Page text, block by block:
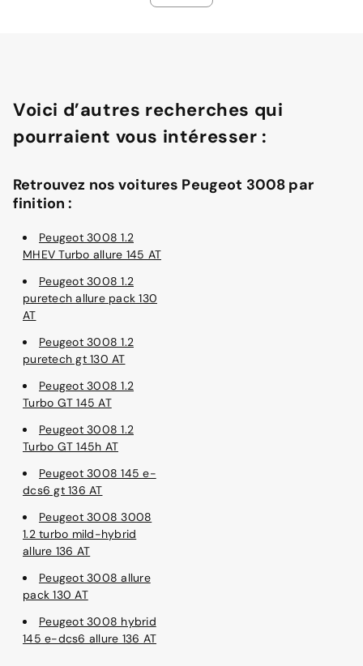
Voici d’autres recherches qui
pourraient vous intéresser :
Retrouvez nos voitures Peugeot 3008 par
finition :
Peugeot 3008 1.2
MHEV Turbo allure 145 AT
Peugeot 3008 1.2
puretech allure pack 130
AT
Peugeot 3008 1.2
puretech gt 130 AT
Peugeot 3008 1.2
Turbo GT 145 AT
Peugeot 3008 1.2
Turbo GT 145h AT
Peugeot 3008 145 e-
dcs6 gt 136 AT
Peugeot 3008 3008
1.2 turbo mild-hybrid
allure 136 AT
Peugeot 3008 allure
pack 130 AT
Peugeot 3008 hybrid
145 e-dcs6 allure 136 AT